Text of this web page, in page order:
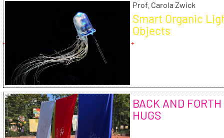
Prof. Carola Zwick
Smart Organic
Objects
BACK AND
HUGS